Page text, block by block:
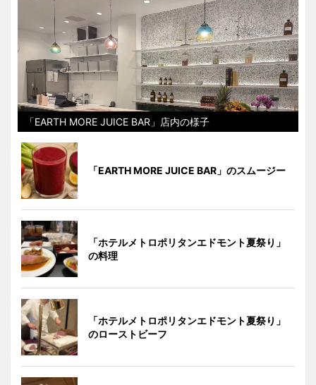
「EARTH MORE JUICE BAR」店内の様子
「EARTH MORE JUICE BAR」のスムージー
「ホテルメトロポリタンエドモント夏祭り」
の料理
「ホテルメトロポリタンエドモント夏祭り」
のローストビーフ